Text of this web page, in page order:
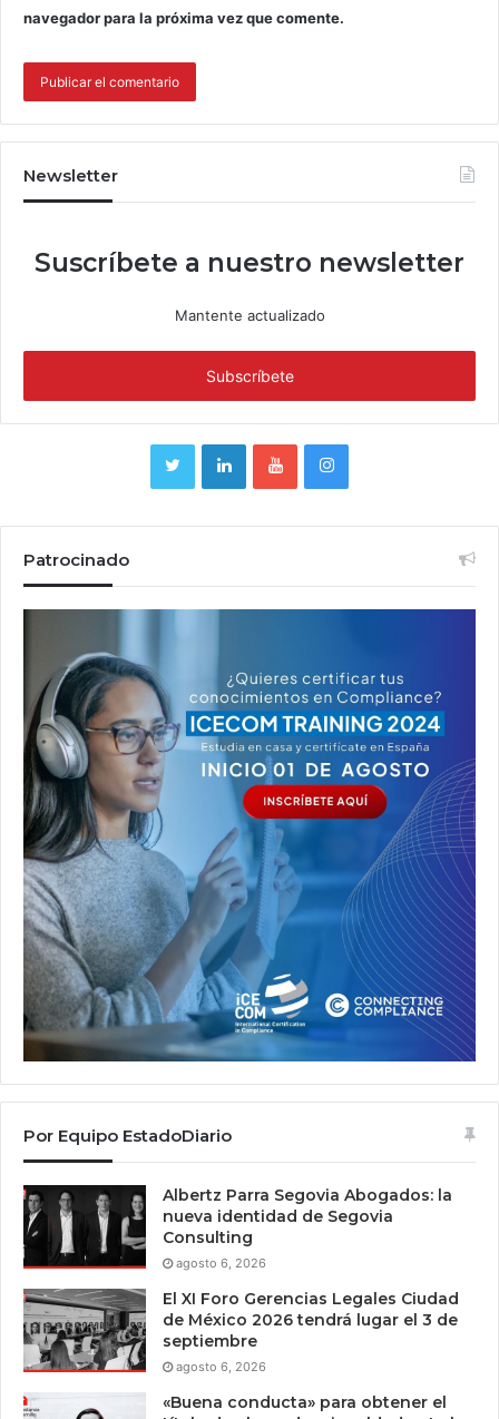
navegador para la próxima vez que comente.
Newsletter
Suscríbete a nuestro newsletter
Mantente actualizado
Patrocinado
Por Equipo EstadoDiario
Albertz Parra Segovia Abogados: la
nueva identidad de Segovia
Consulting
agosto 6, 2026
El XI Foro Gerencias Legales Ciudad
de México 2026 tendrá lugar el 3 de
septiembre
agosto 6, 2026
«Buena conducta» para obtener el